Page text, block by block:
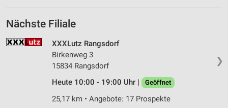
Nächste Filiale
❯
XXXLutz Rangsdorf
Birkenweg 3
15834 Rangsdorf
Heute 10:00 - 19:00 Uhr |
Geöffnet
25,17 km • Angebote: 17 Prospekte